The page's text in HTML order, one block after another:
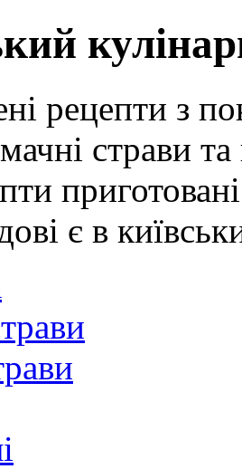
рецепти з
страви та
є в